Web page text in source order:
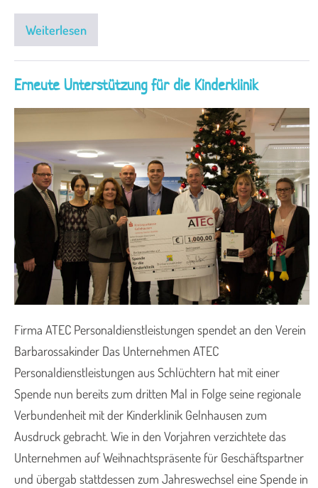
Weiterlesen
Erneute Unterstützung für die Kinderklinik
Firma ATEC Personaldienstleistungen spendet an den Verein
Barbarossakinder Das Unternehmen ATEC
Personaldienstleistungen aus Schlüchtern hat mit einer
Spende nun bereits zum dritten Mal in Folge seine regionale
Verbundenheit mit der Kinderklinik Gelnhausen zum
Ausdruck gebracht. Wie in den Vorjahren verzichtete das
Unternehmen auf Weihnachtspräsente für Geschäftspartner
und übergab stattdessen zum Jahreswechsel eine Spende in